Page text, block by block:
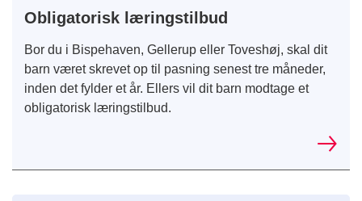
Obligatorisk læringstilbud
Bor du i Bispehaven, Gellerup eller Toveshøj, skal dit
barn været skrevet op til pasning senest tre måneder,
inden det fylder et år. Ellers vil dit barn modtage et
obligatorisk læringstilbud.